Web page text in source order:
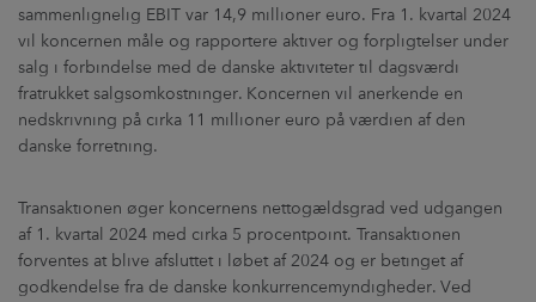
sammenlignelig EBIT var 14,9 millioner euro. Fra 1. kvartal 2024
vil koncernen måle og rapportere aktiver og forpligtelser under
salg i forbindelse med de danske aktiviteter til dagsværdi
fratrukket salgsomkostninger. Koncernen vil anerkende en
nedskrivning på cirka 11 millioner euro på værdien af den
danske forretning.
Transaktionen øger koncernens nettogældsgrad ved udgangen
af 1. kvartal 2024 med cirka 5 procentpoint. Transaktionen
forventes at blive afsluttet i løbet af 2024 og er betinget af
godkendelse fra de danske konkurrencemyndigheder. Ved